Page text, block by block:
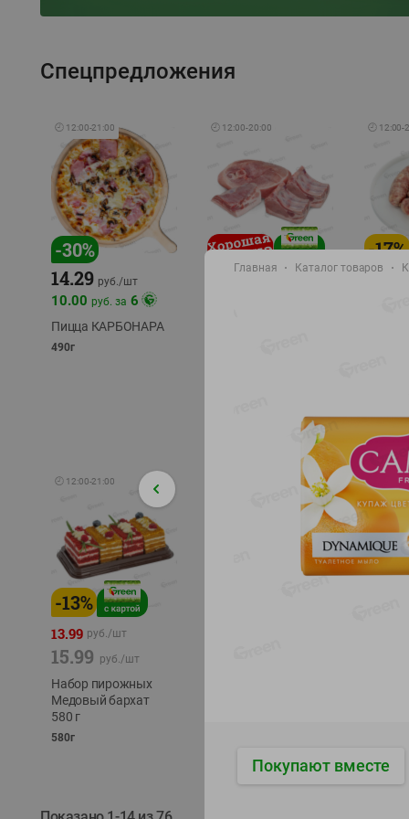
Спецпредложения
🕘 12:00-21:00
-30%
14.29 руб./шт
10.00 руб. за 6
Пицца КАРБОНАРА
490г
🕘 12:00-20:00 🕘 12:00-
-17%
🕘 12:00-21:00
-13%
13.99 руб./шт
15.99 руб./шт
Набор пирожных
Медовый бархат
580 г
580г
Главная Каталог товаров
Покупают вместе